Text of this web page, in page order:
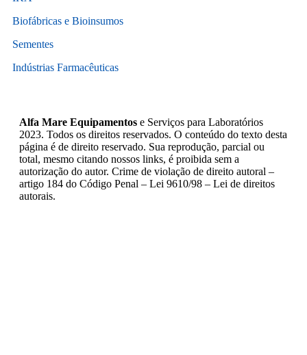
Biofábricas e Bioinsumos
Sementes
Indústrias Farmacêuticas
Alfa Mare Equipamentos e Serviços para Laboratórios
2023. Todos os direitos reservados. O conteúdo do texto desta
página é de direito reservado. Sua reprodução, parcial ou
total, mesmo citando nossos links, é proibida sem a
autorização do autor. Crime de violação de direito autoral –
artigo 184 do Código Penal – Lei 9610/98 – Lei de direitos
autorais.